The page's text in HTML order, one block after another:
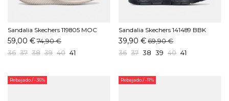
Sandalia Skechers 119805 MOC
Mocha
59,00 €74,90 €
36 37 38 39 40 41
Sandalia Skechers 141489 BBK
Negro
39,90 € 69,90 €
36 37 38 39 40 41
Rebajado/ -36% Rebajado/ -11%